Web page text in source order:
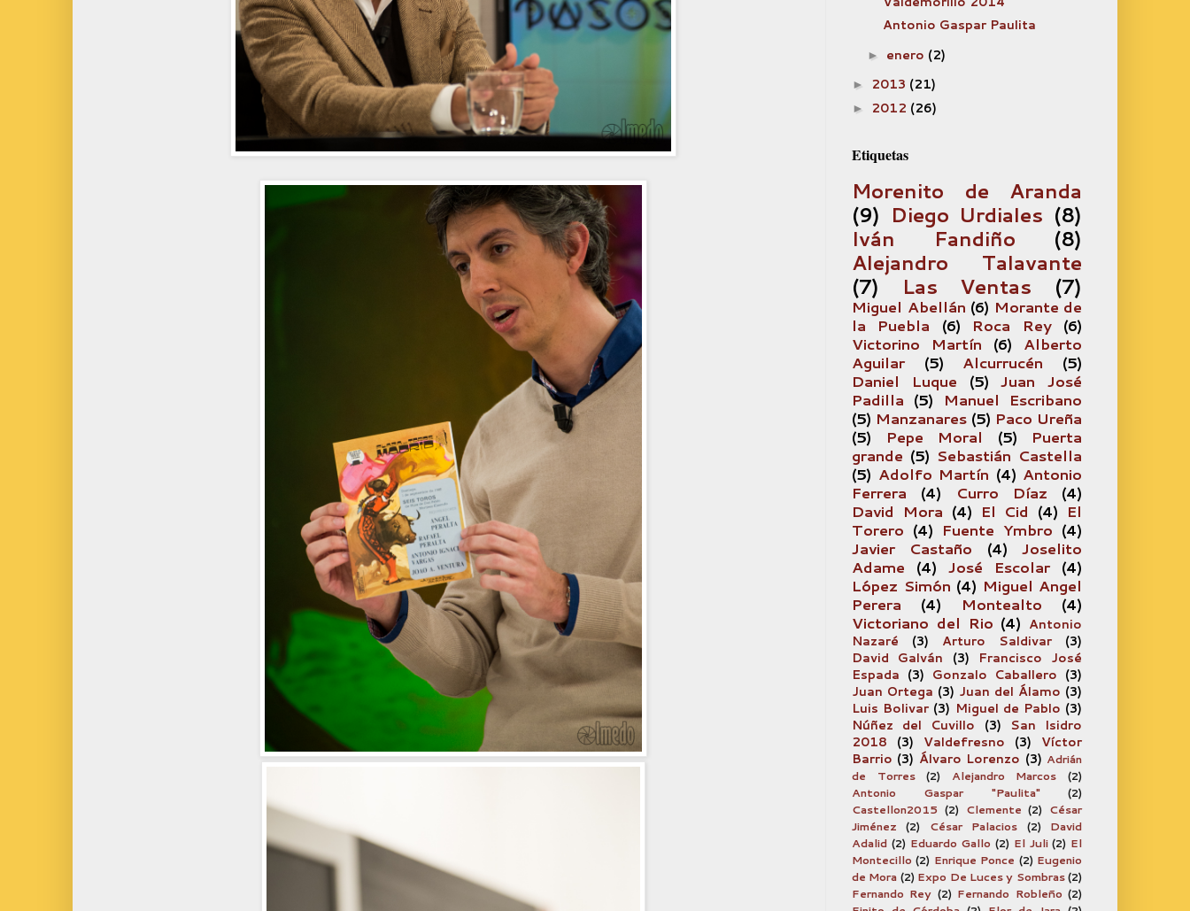
Antonio Gaspar Paulita
► enero (2)
► 2013 (21)
► 2012 (26)
Etiquetas
Morenito de Aranda
(9) Diego Urdiales (8)
Iván Fandiño
(8)
Alejandro Talavante
(7)
Las Ventas (7)
Miguel Abellán (6) Morante de
la Puebla
(6) Roca Rey
(6)
Victorino Martín
(6)
Alberto
Aguilar
(5) Alcurrucén
(5)
Daniel Luque
(5)
Juan José
Padilla (5)
Manuel Escribano
(5) Manzanares (5) Paco Ureña
(5)
Pepe Moral (5)
Puerta
grande (5) Sebastián Castella
(5) Adolfo Martín (4) Antonio
Ferrera
(4) Curro Díaz
(4)
David Mora (4) El Cid (4) El
Torero (4) Fuente Ymbro (4)
Javier Castaño
(4)
Joselito
Adame
(4) José Escolar
(4)
López Simón (4) Miguel Angel
Perera
(4) Montealto
(4)
Victoriano del Rio (4) Antonio
Nazaré
(3) Arturo Saldivar
(3)
David Galván
(3)
Francisco José
Espada (3) Gonzalo Caballero (3)
Juan Ortega (3) Juan del Álamo (3)
Luis Bolivar (3) Miguel de Pablo (3)
Núñez del Cuvillo
(3)
San Isidro
2018
(3) Valdefresno (3)
Víctor
Barrio (3) Álvaro Lorenzo (3) Adrián
de Torres
(2) Alejandro Marcos
(2)
Antonio Gaspar "Paulita"
(2)
Castellon2015 (2) Clemente (2) César
Jiménez
(2) César Palacios (2)
David
Adalid (2) Eduardo Gallo (2) El Juli (2) El
Montecillo (2) Enrique Ponce (2) Eugenio
de Mora (2) Expo De Luces y Sombras(2)
Fernando Rey (2) Fernando Robleño (2)